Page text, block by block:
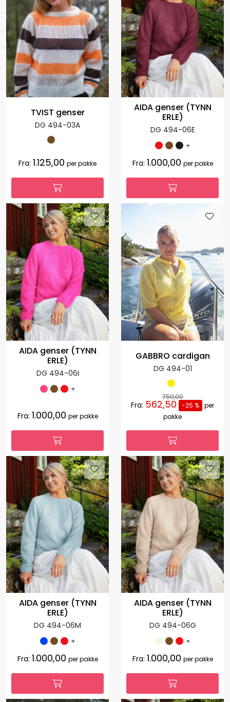
TVIST genser
DG 494-03A
Fra: 1.125,00 per pakke
AIDA genser (TYNN
ERLE)
DG 494-06E
+
Fra: 1.000,00 per pakke
AIDA genser (TYNN
ERLE)
DG 494-06I
+
Fra: 1.000,00 per pakke
GABBRO cardigan
DG 494-01
750,00
Fra: 562,50 -25 % per
pakke
AIDA genser (TYNN
ERLE)
DG 494-06M
+
Fra: 1.000,00 per pakke
AIDA genser (TYNN
ERLE)
DG 494-06G
+
Fra: 1.000,00 per pakke